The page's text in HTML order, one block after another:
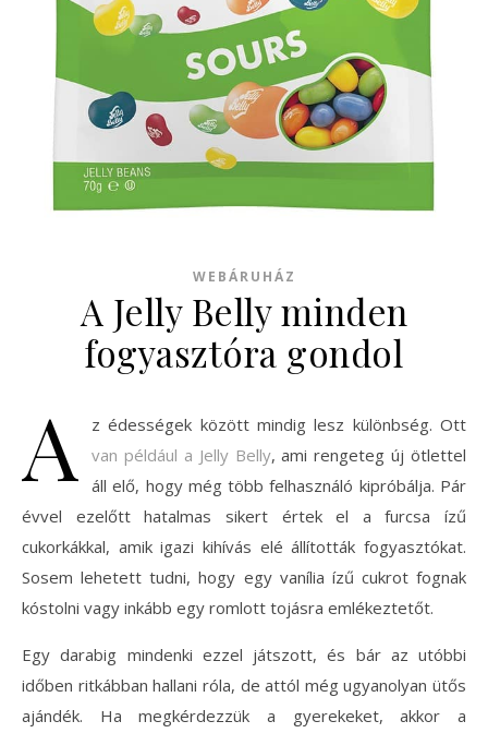
WEBÁRUHÁZ
A Jelly Belly minden
fogyasztóra gondol
A
z édességek között mindig lesz különbség. Ott
van például a Jelly Belly, ami rengeteg új ötlettel
áll elő, hogy még több felhasználó kipróbálja. Pár
évvel ezelőtt hatalmas sikert értek el a furcsa ízű
cukorkákkal, amik igazi kihívás elé állították fogyasztókat.
Sosem lehetett tudni, hogy egy vanília ízű cukrot fognak
kóstolni vagy inkább egy romlott tojásra emlékeztetőt.
Egy darabig mindenki ezzel játszott, és bár az utóbbi
időben ritkábban hallani róla, de attól még ugyanolyan ütős
ajándék. Ha megkérdezzük a gyerekeket, akkor a